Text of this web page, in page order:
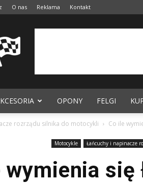
O nas Reklama Kontakt
OPONY FELGI
rozrządu silnika do motocykli Co ile
Motocykle Łańcuchy i napinacze
wymienia się